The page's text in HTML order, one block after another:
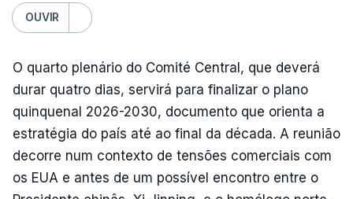
OUVIR
O quarto plenário do Comité Central, que deverá
durar quatro dias, servirá para finalizar o plano
quinquenal 2026-2030, documento que orienta a
estratégia do país até ao final da década. A reunião
decorre num contexto de tensões comerciais com
os EUA e antes de um possível encontro entre o